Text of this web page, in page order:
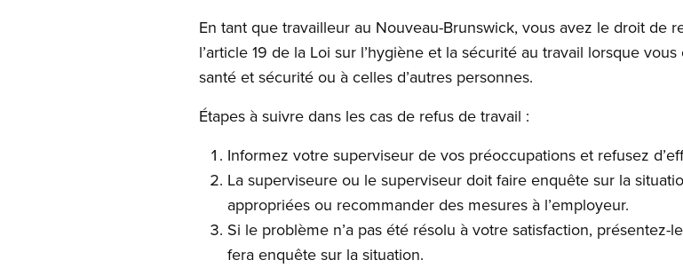
En tant que travailleur au Nouveau-Brunswick, vous avez le droit de
l’article 19 de la Loi sur l’hygiène et la sécurité au travail lorsque
santé et sécurité ou à celles d’autres personnes.
Étapes à suivre dans les cas de refus de travail :
Informez votre superviseur de vos préoccupations et refusez
La superviseure ou le superviseur doit faire enquête sur la
appropriées ou recommander des mesures à l’employeur.
Si le problème n’a pas été résolu à votre satisfaction,
fera enquête sur la situation.